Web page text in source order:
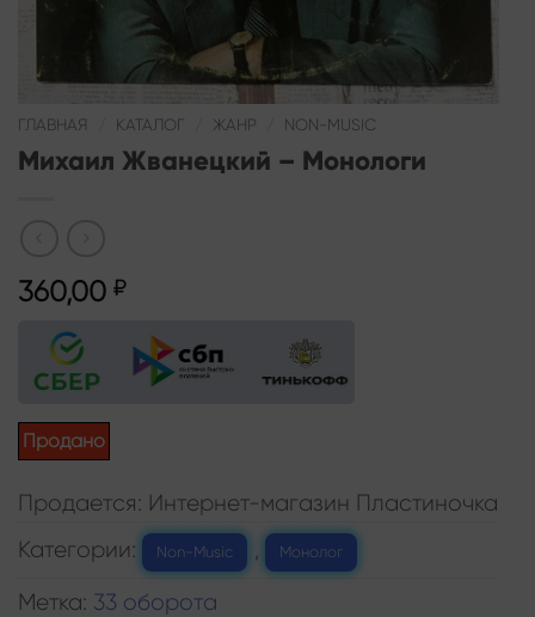
ГЛАВНАЯ КАТАЛОГ ЖАНР NON-MUSIC
Михаил Жванецкий – Монологи
360,00 ₽
Продано
Продается: Интернет-магазин Пластиночка
Категории:
Non-Music Монолог
Метка: 33 оборота